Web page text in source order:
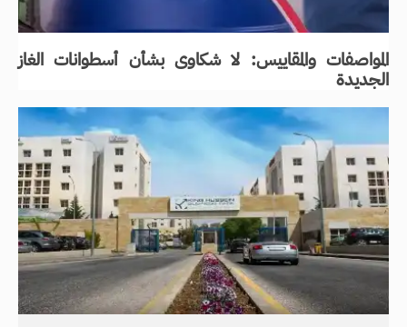
المواصفات والمقاييس: لا شكاوى بشأن أسطوانات الغاز
الجديدة